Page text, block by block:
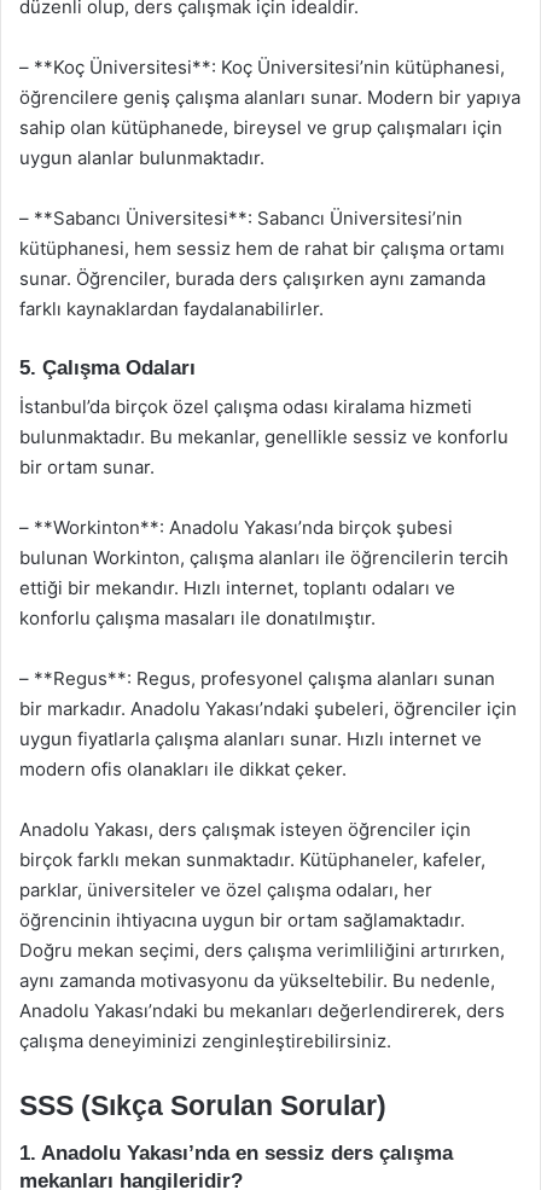
düzenli olup, ders çalışmak için idealdir.
– **Koç Üniversitesi**: Koç Üniversitesi’nin kütüphanesi,
öğrencilere geniş çalışma alanları sunar. Modern bir yapıya
sahip olan kütüphanede, bireysel ve grup çalışmaları için
uygun alanlar bulunmaktadır.
– **Sabancı Üniversitesi**: Sabancı Üniversitesi’nin
kütüphanesi, hem sessiz hem de rahat bir çalışma ortamı
sunar. Öğrenciler, burada ders çalışırken aynı zamanda
farklı kaynaklardan faydalanabilirler.
5. Çalışma Odaları
İstanbul’da birçok özel çalışma odası kiralama hizmeti
bulunmaktadır. Bu mekanlar, genellikle sessiz ve konforlu
bir ortam sunar.
– **Workinton**: Anadolu Yakası’nda birçok şubesi
bulunan Workinton, çalışma alanları ile öğrencilerin tercih
ettiği bir mekandır. Hızlı internet, toplantı odaları ve
konforlu çalışma masaları ile donatılmıştır.
– **Regus**: Regus, profesyonel çalışma alanları sunan
bir markadır. Anadolu Yakası’ndaki şubeleri, öğrenciler için
uygun fiyatlarla çalışma alanları sunar. Hızlı internet ve
modern ofis olanakları ile dikkat çeker.
Anadolu Yakası, ders çalışmak isteyen öğrenciler için
birçok farklı mekan sunmaktadır. Kütüphaneler, kafeler,
parklar, üniversiteler ve özel çalışma odaları, her
öğrencinin ihtiyacına uygun bir ortam sağlamaktadır.
Doğru mekan seçimi, ders çalışma verimliliğini artırırken,
aynı zamanda motivasyonu da yükseltebilir. Bu nedenle,
Anadolu Yakası’ndaki bu mekanları değerlendirerek, ders
çalışma deneyiminizi zenginleştirebilirsiniz.
SSS (Sıkça Sorulan Sorular)
1. Anadolu Yakası’nda en sessiz ders çalışma
mekanları hangileridir?